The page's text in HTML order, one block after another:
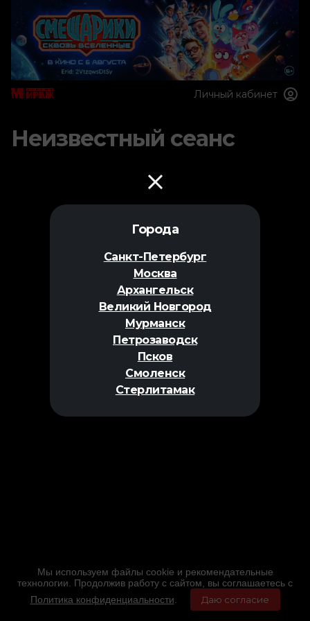
Города
Санкт-Петербург
Москва
Архангельск
Великий Новгород
Мурманск
Петрозаводск
Псков
Смоленск
Стерлитамак
Личный кабинет
Неизвестный сеанс
Мы используем файлы cookie и рекомендательные
технологии. Продолжив работу с сайтом, вы соглашаетесь с
Политика конфиденциальности
Даю согласие